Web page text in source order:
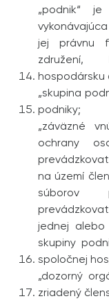
„podnik“
jej právnu
združení,
hospodársku
„skupina
podniky;
„záväzné
ochrany
na území
súborov
jednej alebo
skupiny
spoločnej
„dozorný
zriadený